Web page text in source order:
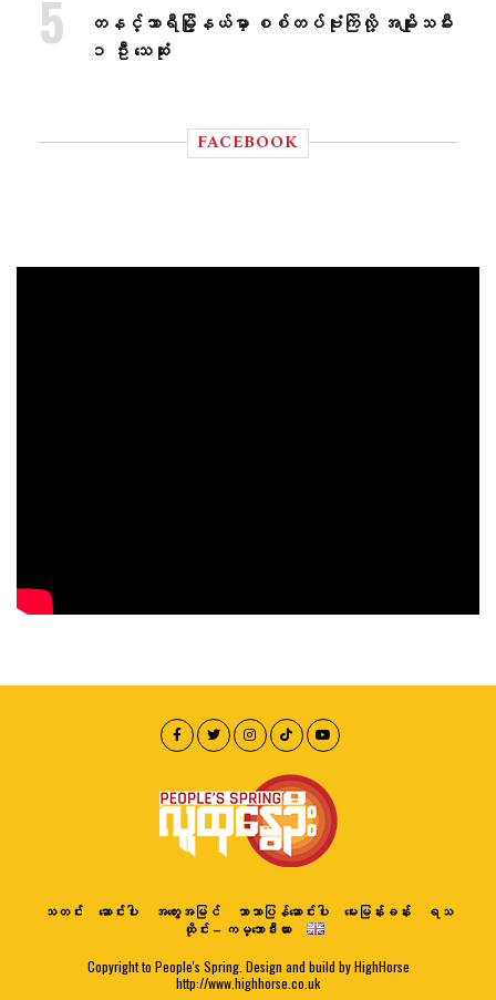
တနင်္သာရီမြို့နယ်မှာ စစ်တပ်ဗုံးကြဲလို့ အမျိုးသမီး
၁ ဦး သေဆုံး
FACEBOOK
သတင်း ဆောင်းပါး အတွေးအမြင် ဘာသာပြန်ဆောင်းပါး မေးမြန်းခန်း
ရသ
ထိုင်း – ကမ္ဘောဒီးယား
Copyright to People's Spring. Design and build by HighHorse
http://www.highhorse.co.uk